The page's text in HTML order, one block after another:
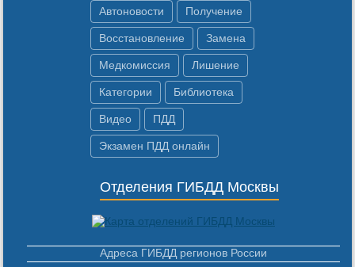
Автоновости Получение
Восстановление Замена
Медкомиссия Лишение
Категории Библиотека
Видео ПДД
Экзамен ПДД онлайн
Отделения ГИБДД Москвы
Адреса ГИБДД регионов России